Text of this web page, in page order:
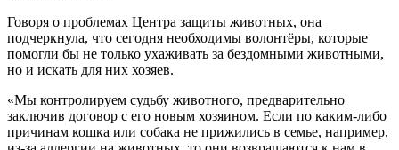
Говоря о проблемах Центра защиты животных, она
подчеркнула, что сегодня необходимы волонтёры, которые
помогли бы не только ухаживать за бездомными животными,
но и искать для них хозяев.
«Мы контролируем судьбу животного, предварительно
заключив договор с его новым хозяином. Если по каким-либо
причинам кошка или собака не прижились в семье, например,